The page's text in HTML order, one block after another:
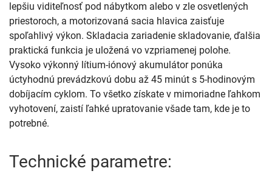
lepšiu viditeľnosť pod nábytkom alebo v zle osvetlených
priestoroch, a motorizovaná sacia hlavica zaisťuje
spoľahlivý výkon. Skladacia zariadenie skladovanie, ďalšia
praktická funkcia je uložená vo vzpriamenej polohe.
Vysoko výkonný lítium-iónový akumulátor ponúka
úctyhodnú prevádzkovú dobu až 45 minút s 5-hodinovým
dobíjacím cyklom. To všetko získate v mimoriadne ľahkom
vyhotovení, zaistí ľahké upratovanie všade tam, kde je to
potrebné.
Technické parametre: